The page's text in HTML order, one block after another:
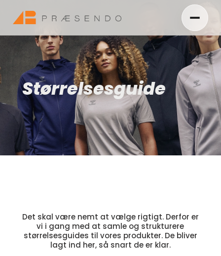
Størrelsesguide
Det skal være nemt at vælge rigtigt. Derfor er
vi i gang med at samle og strukturere
størrelsesguides til vores produkter. De bliver
lagt ind her, så snart de er klar.